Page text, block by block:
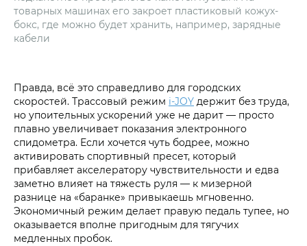
товарных машинах его закроет пластиковый кожух-
бокс, где можно будет хранить, например, зарядные
кабели
Правда, всё это справедливо для городских
скоростей. Трассовый режим i‑JOY держит без труда,
но упоительных ускорений уже не дарит — просто
плавно увеличивает показания электронного
спидометра. Если хочется чуть бодрее, можно
активировать спортивный пресет, который
прибавляет акселератору чувствительности и едва
заметно влияет на тяжесть руля — к мизерной
разнице на «баранке» привыкаешь мгновенно.
Экономичный режим делает правую педаль тупее, но
оказывается вполне пригодным для тягучих
медленных пробок.